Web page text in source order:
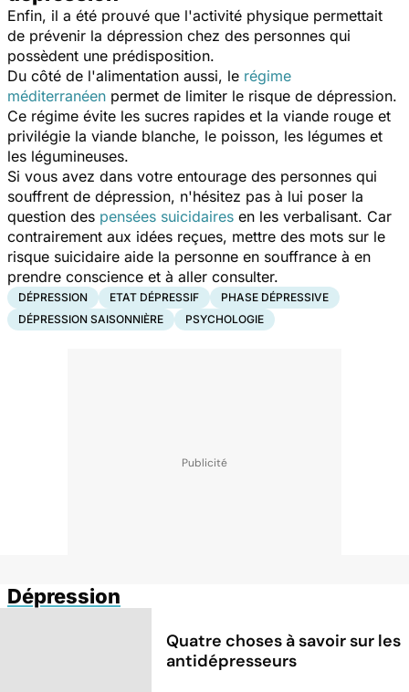
Enfin, il a été prouvé que l'activité physique permettait
de prévenir la dépression chez des personnes qui
possèdent une prédisposition.
Du côté de l'alimentation aussi, le régime
méditerranéen permet de limiter le risque de dépression.
Ce régime évite les sucres rapides et la viande rouge et
privilégie la viande blanche, le poisson, les légumes et
les légumineuses.
Si vous avez dans votre entourage des personnes qui
souffrent de dépression, n'hésitez pas à lui poser la
question des pensées suicidaires en les verbalisant. Car
contrairement aux idées reçues, mettre des mots sur le
risque suicidaire aide la personne en souffrance à en
prendre conscience et à aller consulter.
DÉPRESSION ETAT DÉPRESSIF
PHASE DÉPRESSIVE
DÉPRESSION SAISONNIÈRE
PSYCHOLOGIE
Dépression
Quatre choses à savoir sur les
antidépresseurs